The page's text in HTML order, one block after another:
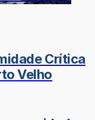
Crítica
Velho